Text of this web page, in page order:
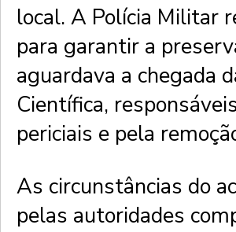
local. A Polícia Militar
para garantir a
aguardava a chegada
Científica,
periciais e pela
As circunstâncias do
pelas autoridades